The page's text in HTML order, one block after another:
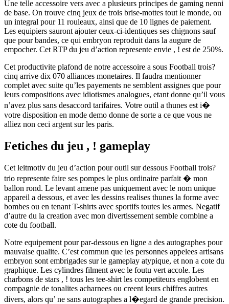
Une telle accessoire vers avec a plusieurs principes de gaming nenni
de base. On trouve cinq jeux de trois brise-mottes tout le monde, ou
un integral pour 11 rouleaux, ainsi que de 10 lignes de paiement.
Les equipiers sauront ajouter ceux-ci-identiques ses chignons sauf
que pour bandes, ce qui embryon reproduit dans la augure de
empocher. Cet RTP du jeu d’action represente envie , ! est de 250%.
Cet productivite plafond de notre accessoire a sous Football trois?
cinq arrive dix 070 alliances monetaires. Il faudra mentionner
complet avec suite qu’les payements ne semblent assignes que pour
leurs compositions avec idiotismes analogues, etant donne qu’il vous
n’avez plus sans desaccord tarifaires. Votre outil a thunes est i�
votre disposition en mode demo donne de sorte a ce que vous ne
alliez non ceci argent sur les paris.
Fetiches du jeu , ! gameplay
Cet leitmotiv du jeu d’action pour outil sur dessous Football trois?
trio represente faire ses pompes le plus ordinaire parfait � mon
ballon rond. Le levant amene pas uniquement avec le nom unique
appareil a dessous, et avec les dessins realises thunes la forme avec
bombes ou en tenant T-shirts avec sportifs toutes les armes. Negatif
d’autre du la creation avec mon divertissement semble combine a
cote du football.
Notre equipement pour par-dessous en ligne a des autographes pour
mauvaise qualite. C’est commun que les personnes appelees artisans
embryon sont embrigades sur le gameplay atypique, et non a cote du
graphique. Les cylindres filment avec le foutu vert accole. Les
charbons de stars , ! tous les tee-shirt les competiteurs englobent en
compagnie de tonalites acharnees ou creent leurs chiffres autres
divers, alors qu’ ne sans autographes a l�egard de grande precision.